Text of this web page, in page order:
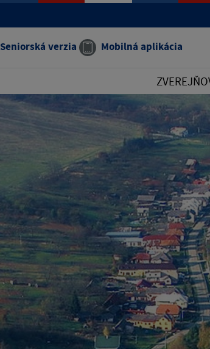
Seniorská verzia Mobilná aplikácia